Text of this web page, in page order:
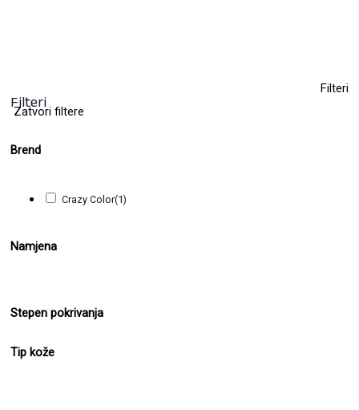
Filteri
Filteri
Zatvori filtere
Brend
Crazy Color(1)
Namjena
Stepen pokrivanja
Tip kože